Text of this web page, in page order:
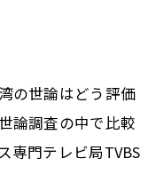
の世論はどう評価
論調査の中で比較
専門テレビ局TVBS